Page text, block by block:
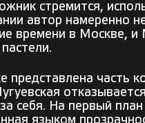
стремится,
автор намеренно
времени в Москве,
представлена часть
себя. На первый
языком